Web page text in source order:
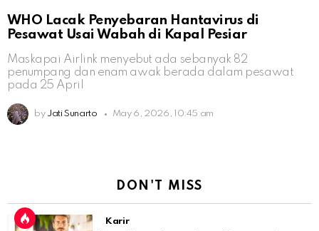
WHO Lacak Penyebaran Hantavirus di
Pesawat Usai Wabah di Kapal Pesiar
Maskapai Airlink menyebut ada sebanyak 82
penumpang dan enam awak berada dalam pesawat
pada 25 April
by Jati Sunarto May 6, 2026, 10:45 am
DON'T MISS
Karir